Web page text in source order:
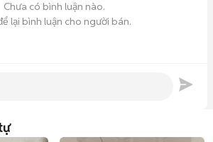
Chưa có bình luận nào.
lại bình luận cho người bán.